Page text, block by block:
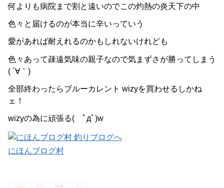
何よりも病院まで割と遠いのでこの灼熱の炎天下の中
色々と届けるのが本当に辛いっていう
愛があれば耐えれるのかもしれないけれども
色々あって疎遠気味の親子なので気まずさが勝ってしまう
( ´∀｀)
全部終わったらブルーカレント wizyを買わせるしかね
ェ！
wizyの為に頑張る( ﾟдﾟ)w
にほんブログ村